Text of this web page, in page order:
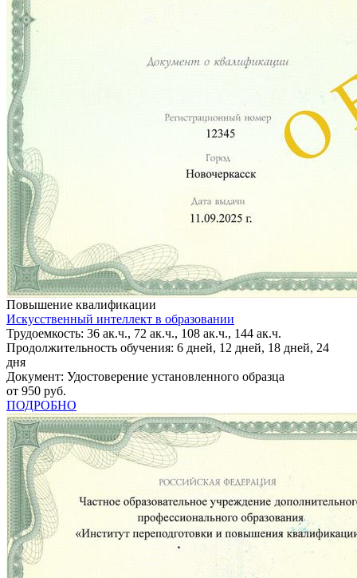
Повышение квалификации
Искусственный интеллект в образовании
Трудоемкость: 36 ак.ч., 72 ак.ч., 108 ак.ч., 144 ак.ч.
Продолжительность обучения: 6 дней, 12 дней, 18 дней, 24
дня
Документ: Удостоверение установленного образца
от 950 руб.
ПОДРОБНО